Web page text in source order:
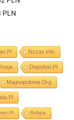
PLN
Nczas.info
Dlapolski.pl
Magnapolonia.org
Religia